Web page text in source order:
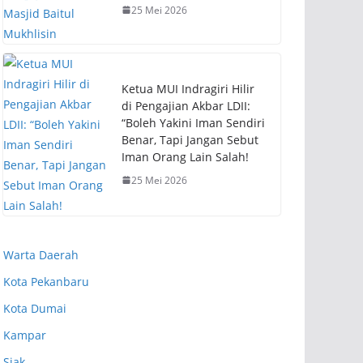
25 Mei 2026
Ketua MUI Indragiri Hilir
di Pengajian Akbar LDII:
“Boleh Yakini Iman Sendiri
Benar, Tapi Jangan Sebut
Iman Orang Lain Salah!
25 Mei 2026
Warta Daerah
Kota Pekanbaru
Kota Dumai
Kampar